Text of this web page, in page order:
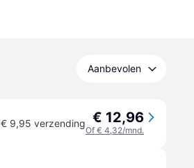
Aanbevolen
€ 9,95 verzending € 12,96
Of € 4,32/mnd.